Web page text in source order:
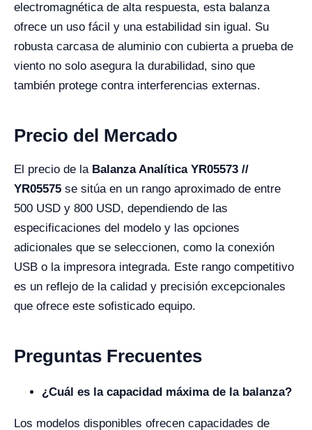
electromagnética de alta respuesta, esta balanza
ofrece un uso fácil y una estabilidad sin igual. Su
robusta carcasa de aluminio con cubierta a prueba de
viento no solo asegura la durabilidad, sino que
también protege contra interferencias externas.
Precio del Mercado
El precio de la Balanza Analítica YR05573 //
YR05575 se sitúa en un rango aproximado de entre
500 USD y 800 USD, dependiendo de las
especificaciones del modelo y las opciones
adicionales que se seleccionen, como la conexión
USB o la impresora integrada. Este rango competitivo
es un reflejo de la calidad y precisión excepcionales
que ofrece este sofisticado equipo.
Preguntas Frecuentes
¿Cuál es la capacidad máxima de la balanza?
Los modelos disponibles ofrecen capacidades de